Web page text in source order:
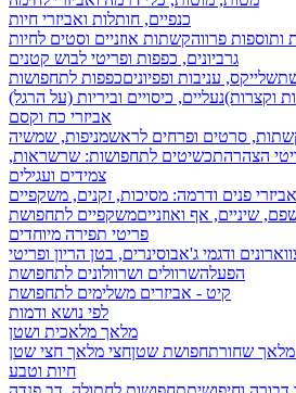
כנפיים, חותלות ואביזרי חיות
ותוספות פרווהקשתות אוזניים וסטים לחיות
גרביונים, כפפות ופריטי לבוש קטנים
שלייקס, עניבות ופפיוניםכפפות לתחפושות
וקצרות)נעליים, כיסויים וביריות (על הרגל)
אביזרי כח וקסם
סרטים ופרחים לראשמניפות, שמשיה
הצהרהתכשיטים לתחפושות: שרשראות,
צמידים ועגילים
אביזרי פנים ודרמה: מסיכות, זקנים, משקפיים
שיניים, אף ואוזנייםמשקפיים לתחפושת
פריטי תפירה מיוחדים
ודגמי ג'אבוסינרים, בטן הריון ופריטי
הפעלהשרוולים ושרוולונים לתחפושת
קיט - אביזרים משלימים לתחפושת
לפי נושא ודמות
מלאך מלאכית ושטן
שחורתחפושת שטןחצי מלאך חצי שטן
חיות וטבע